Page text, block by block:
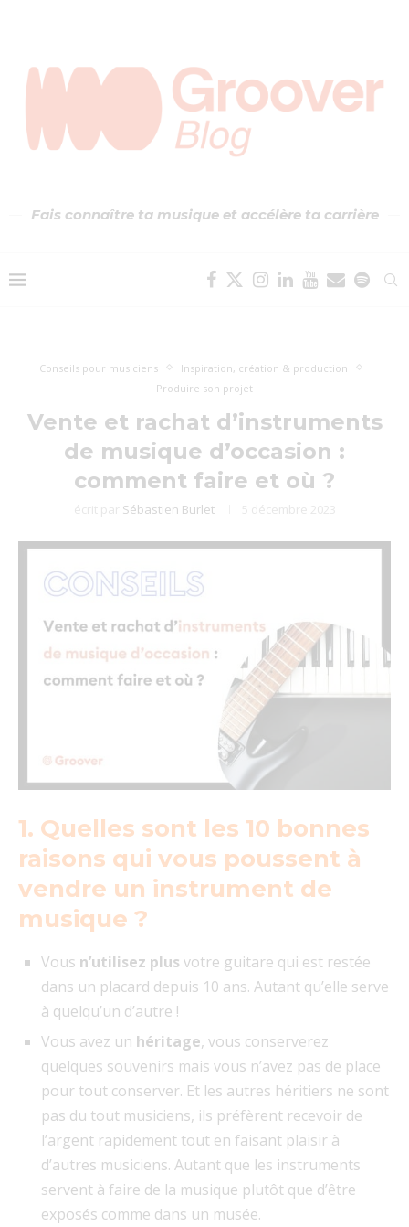
Fais connaître ta musique et accélère ta carrière
Conseils pour musiciens
Inspiration, création & production
Produire son projet
Vente et rachat d’instruments
de musique d’occasion :
comment faire et où ?
écrit par Sébastien Burlet 5 décembre 2023
1. Quelles sont les 10 bonnes
raisons qui vous poussent à
vendre un instrument de
musique ?
Vous n’utilisez plus votre guitare qui est restée
dans un placard depuis 10 ans. Autant qu’elle serve
à quelqu’un d’autre !
Vous avez un héritage, vous conserverez
quelques souvenirs mais vous n’avez pas de place
pour tout conserver. Et les autres héritiers ne sont
pas du tout musiciens, ils préfèrent recevoir de
l’argent rapidement tout en faisant plaisir à
d’autres musiciens. Autant que les instruments
servent à faire de la musique plutôt que d’être
exposés comme dans un musée.